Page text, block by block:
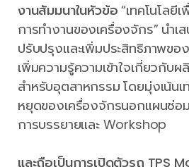
งานสัมมนาในหัวข้อ “เทคโนโลยี
การทำงานของเครื่องจักร” นำเ
ปรับปรุงและเพิ่มประสิทธิภาพขอ
เพิ่มความรู้ความเข้าใจเกี่ยวกับ
สำหรับอุตสาหกรรม โดยมุ่งเน้นเ
หยุดของเครื่องจักรนอกแผนซ่อ
การบรรยายและ Workshop
และถือเป็นการเปิดตัวรถ TPS